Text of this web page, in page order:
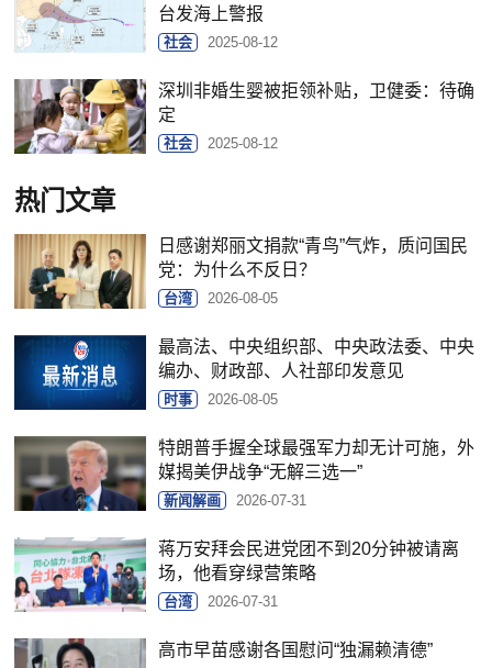
台发海上警报
社会 2025-08-12
深圳非婚生婴被拒领补贴，卫健委：待确
定
社会 2025-08-12
热门文章
日感谢郑丽文捐款“青鸟”气炸，质问国民
党：为什么不反日？
台湾 2026-08-05
最高法、中央组织部、中央政法委、中央
编办、财政部、人社部印发意见
时事 2026-08-05
特朗普手握全球最强军力却无计可施，外
媒揭美伊战争“无解三选一”
新闻解画 2026-07-31
蒋万安拜会民进党团不到20分钟被请离
场，他看穿绿营策略
台湾 2026-07-31
高市早苗感谢各国慰问“独漏赖清德”